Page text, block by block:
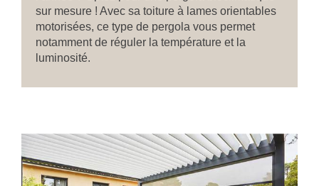
sur mesure ! Avec sa toiture à lames orientables
motorisées, ce type de pergola vous permet
notamment de réguler la température et la
luminosité.